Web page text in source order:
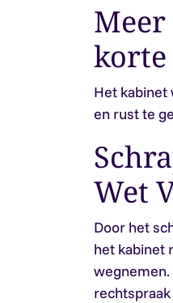
Het kabinet
en rust te
Wet
Door het
het kabinet